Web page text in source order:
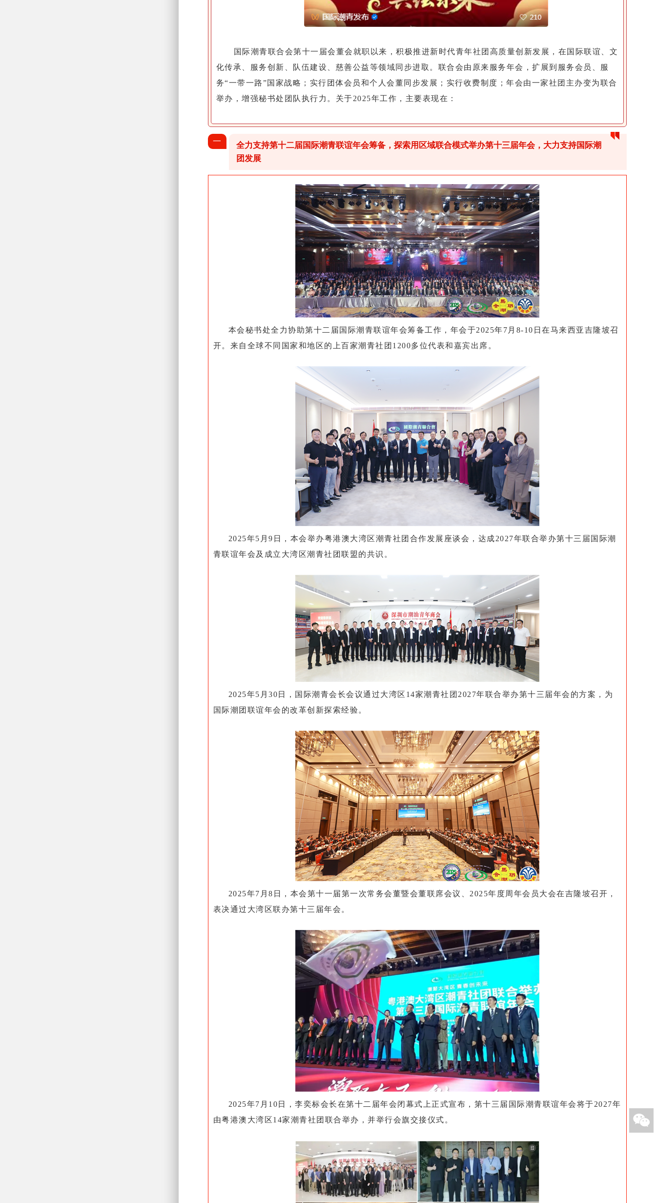
国际潮青联合会第十一届会董会就职以来，积极推进新时代青年社团高质量创新发展，在国际联谊、文
化传承、服务创新、队伍建设、慈善公益等领域同步进取。联合会由原来服务年会，扩展到服务会员、服
务“一带一路”国家战略；实行团体会员和个人会董同步发展；实行收费制度；年会由一家社团主办变为联合
举办，增强秘书处团队执行力。关于2025年工作，主要表现在：
一
全力支持第十二届国际潮青联谊年会筹备，探索用区域联合模式举办第十三届年会，大力支持国际潮
团发展
本会秘书处全力协助第十二届国际潮青联谊年会筹备工作，年会于2025年7月8-10日在马来西亚吉隆坡召
开。来自全球不同国家和地区的上百家潮青社团1200多位代表和嘉宾出席。
2025年5月9日，本会举办粤港澳大湾区潮青社团合作发展座谈会，达成2027年联合举办第十三届国际潮
青联谊年会及成立大湾区潮青社团联盟的共识。
2025年5月30日，国际潮青会长会议通过大湾区14家潮青社团2027年联合举办第十三届年会的方案，为
国际潮团联谊年会的改革创新探索经验。
2025年7月8日，本会第十一届第一次常务会董暨会董联席会议、2025年度周年会员大会在吉隆坡召开，
表决通过大湾区联办第十三届年会。
2025年7月10日，李奕标会长在第十二届年会闭幕式上正式宣布，第十三届国际潮青联谊年会将于2027年
由粤港澳大湾区14家潮青社团联合举办，并举行会旗交接仪式。
